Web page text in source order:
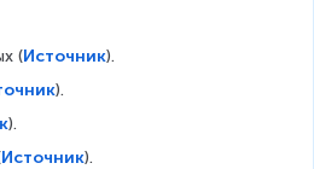
(Источник).
).
).
Источник).